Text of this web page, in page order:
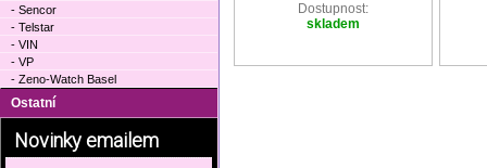
Dostupnost:
skladem
- Sencor
- Telstar
- VIN
- VP
- Zeno-Watch Basel
Ostatní
Novinky emailem